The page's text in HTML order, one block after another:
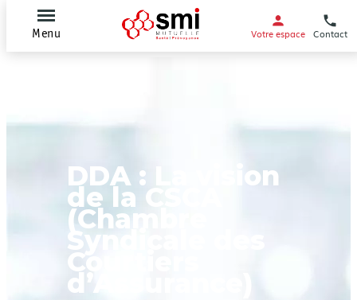
Menu Contact
Votre espace
DDA : La vision
de la CSCA
(Chambre
Syndicale des
Courtiers
d’Assurance)